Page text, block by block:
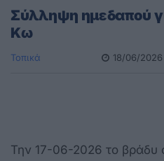
Σύλληψη ημεδαπού
Κω
Τοπικά 18/06/2026
Την 17-06-2026 το βράδυ